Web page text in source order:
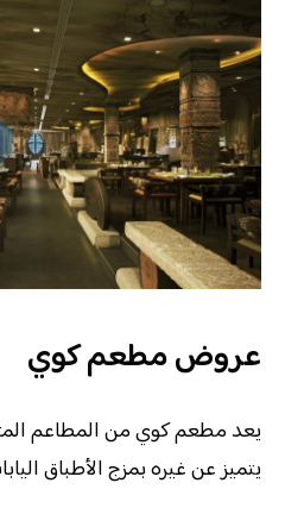
عروض مطعم كوي
يعد مطعم كوي من المطاعم
يتميز عن غيره بمزج الأطباق